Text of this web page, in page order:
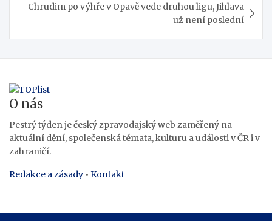
Chrudim po výhře v Opavě vede druhou ligu, Jihlava
už není poslední
O nás
Pestrý týden je český zpravodajský web zaměřený na
aktuální dění, společenská témata, kulturu a události v ČR i v
zahraničí.
Redakce a zásady • Kontakt